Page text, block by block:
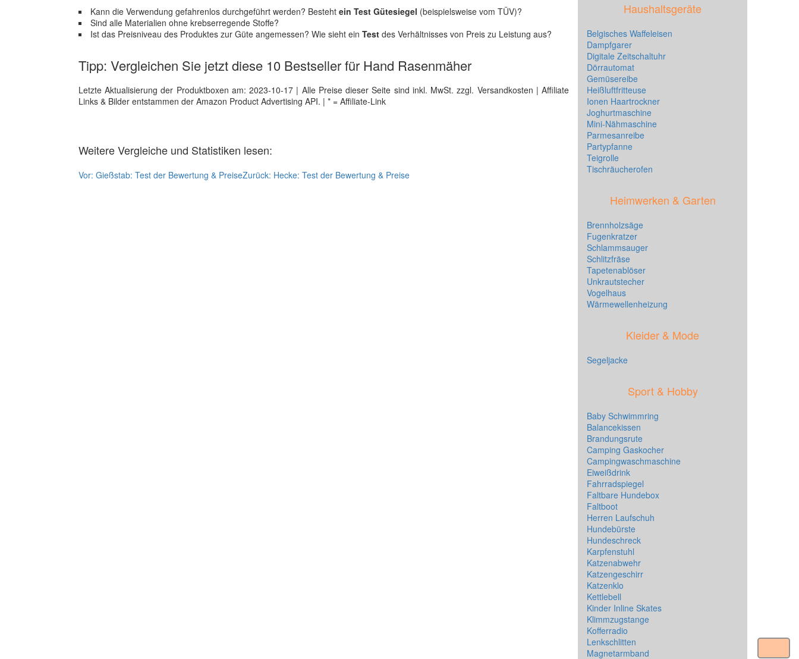
Kann die Verwendung gefahrenlos durchgeführt werden? Besteht ein Test Gütesiegel (beispielsweise vom TÜV)?
Sind alle Materialien ohne krebserregende Stoffe?
Ist das Preisniveau des Produktes zur Güte angemessen? Wie sieht ein Test des Verhältnisses von Preis zu Leistung aus?
Tipp: Vergleichen Sie jetzt diese 10 Bestseller für Hand Rasenmäher
Letzte Aktualisierung der Produktboxen am: 2023-10-17 | Alle Preise dieser Seite sind inkl. MwSt. zzgl. Versandkosten | Affiliate
Links & Bilder entstammen der Amazon Product Advertising API. | * = Affiliate-Link
Weitere Vergleiche und Statistiken lesen:
Vor: Gießstab: Test der Bewertung & PreiseZurück: Hecke: Test der Bewertung & Preise
Haushaltsgeräte
Belgisches Waffeleisen
Dampfgarer
Digitale Zeitschaltuhr
Dörrautomat
Gemüsereibe
Heißluftfritteuse
Ionen Haartrockner
Joghurtmaschine
Mini-Nähmaschine
Parmesanreibe
Partypfanne
Teigrolle
Tischräucherofen
Heimwerken & Garten
Brennholzsäge
Fugenkratzer
Schlammsauger
Schlitzfräse
Tapetenablöser
Unkrautstecher
Vogelhaus
Wärmewellenheizung
Kleider & Mode
Segeljacke
Sport & Hobby
Baby Schwimmring
Balancekissen
Brandungsrute
Camping Gaskocher
Campingwaschmaschine
Eiweißdrink
Fahrradspiegel
Faltbare Hundebox
Faltboot
Herren Laufschuh
Hundebürste
Hundeschreck
Karpfenstuhl
Katzenabwehr
Katzengeschirr
Katzenklo
Kettlebell
Kinder Inline Skates
Klimmzugstange
Kofferradio
Lenkschlitten
Magnetarmband